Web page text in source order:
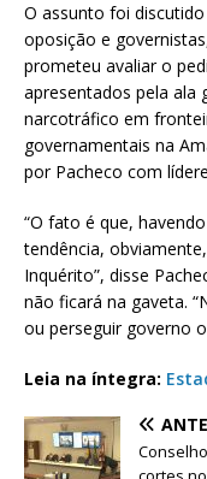
O assunto foi
oposição e
prometeu avaliar o
apresentados pela ala
narcotráfico em
governamentais na
por Pacheco com
“O fato é que,
tendência,
Inquérito”, disse
não ficará na gaveta.
ou perseguir governo
Leia na íntegra: